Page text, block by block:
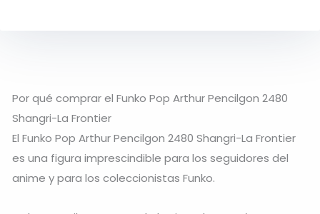
Por qué comprar el Funko Pop Arthur Pencilgon 2480
Shangri-La Frontier
El Funko Pop Arthur Pencilgon 2480 Shangri-La Frontier
es una figura imprescindible para los seguidores del
anime y para los coleccionistas Funko.